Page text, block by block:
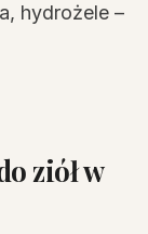
hydrożele –
ziół w